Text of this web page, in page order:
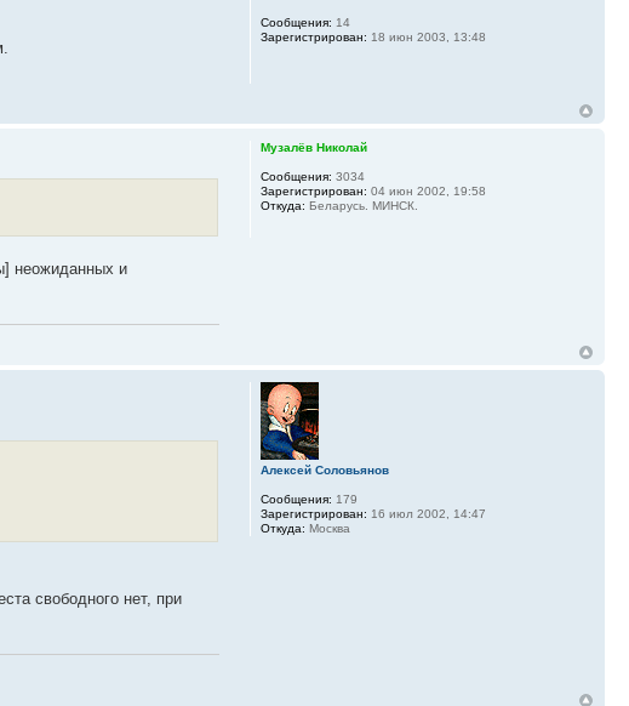
Сообщения: 14
Зарегистрирован: 18 июн 2003, 13:48
неожиданных и
Музалёв Николай
Сообщения: 3034
Зарегистрирован: 04 июн 2002, 19:58
Откуда: Беларусь. МИНСК.
свободного нет, при
Алексей Соловьянов
Сообщения: 179
Зарегистрирован: 16 июл 2002, 14:47
Откуда: Москва